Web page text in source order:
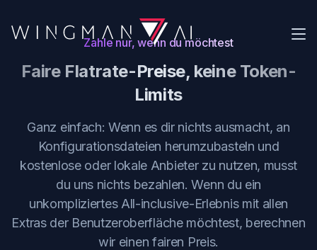
Startseite
Preise
Changelog
EN DE
Zahle nur, wenn du möchtest
Faire Flatrate-Preise, keine Token-
Limits
Ganz einfach: Wenn es dir nichts ausmacht, an
Konfigurationsdateien herumzubasteln und
kostenlose oder lokale Anbieter zu nutzen, musst
du uns nichts bezahlen. Wenn du ein
unkompliziertes All-inclusive-Erlebnis mit allen
Extras der Benutzeroberfläche möchtest, berechnen
wir einen fairen Preis.